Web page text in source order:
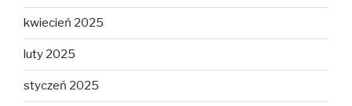
kwiecień 2025
luty 2025
styczeń 2025